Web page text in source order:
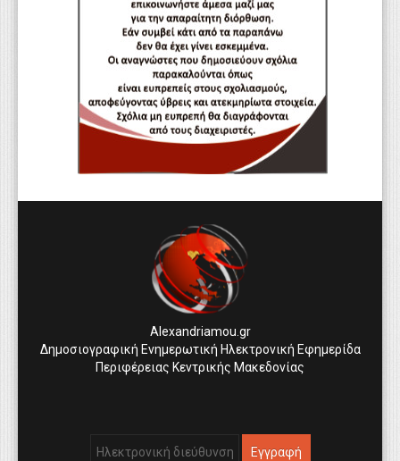
Alexandriamou.gr
Δημοσιογραφική Ενημερωτική Ηλεκτρονική Εφημερίδα
Περιφέρειας Κεντρικής Μακεδονίας